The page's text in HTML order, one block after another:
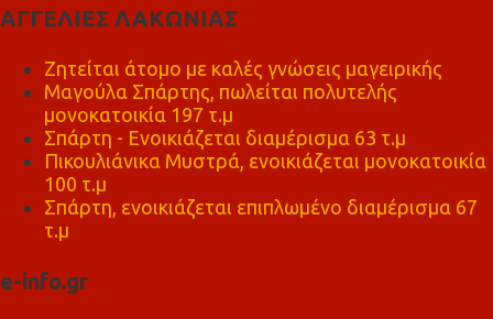
ΑΓΓΕΛΙΕΣ ΛΑΚΩΝΙΑΣ
Ζητείται άτομο με καλές γνώσεις μαγειρικής
Μαγούλα Σπάρτης, πωλείται πολυτελής
μονοκατοικία 197 τ.μ
Σπάρτη - Ενοικιάζεται διαμέρισμα 63 τ.μ
Πικουλιάνικα Μυστρά, ενοικιάζεται μονοκατοικία
100 τ.μ
Σπάρτη, ενοικιάζεται επιπλωμένο διαμέρισμα 67
τ.μ
e-info.gr